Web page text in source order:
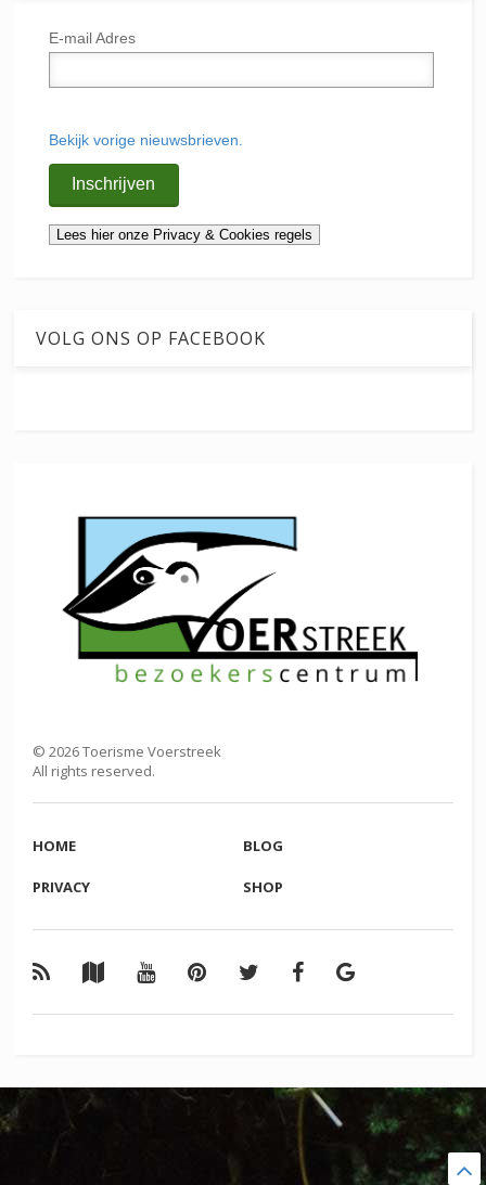
E-mail Adres
Bekijk vorige nieuwsbrieven.
VOLG ONS OP FACEBOOK
©2026Toerisme Voerstreek
All rights reserved.
HOME BLOG
PRIVACY SHOP